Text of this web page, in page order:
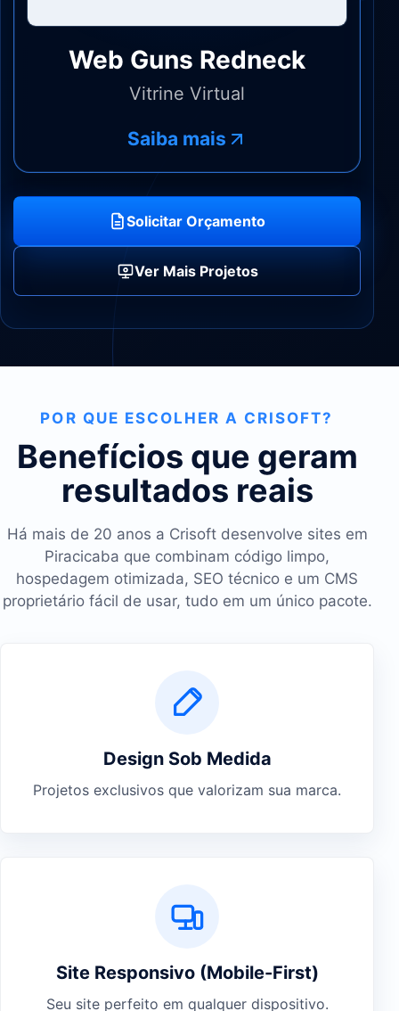
Web Guns Redneck
Vitrine Virtual
Saiba mais
Solicitar Orçamento
Ver Mais Projetos
POR QUE ESCOLHER A CRISOFT?
Benefícios que geram
resultados reais
Há mais de 20 anos a Crisoft desenvolve sites em
Piracicaba que combinam código limpo,
hospedagem otimizada, SEO técnico e um CMS
proprietário fácil de usar, tudo em um único pacote.
Design Sob Medida
Projetos exclusivos que valorizam sua marca.
Site Responsivo (Mobile-First)
Seu site perfeito em qualquer dispositivo.